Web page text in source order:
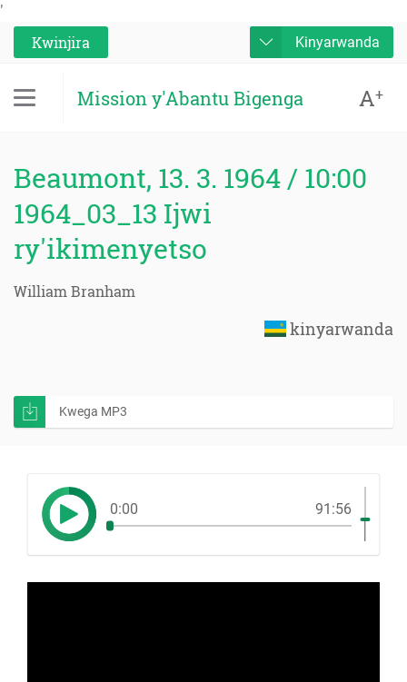
'
Kwinjira
Kinyarwanda
Mission y'Abantu Bigenga A+
Beaumont, 13. 3. 1964 / 10:00
1964_03_13 Ijwi
ry'ikimenyetso
William Branham
kinyarwanda
Kwega MP3
0:00 91:56